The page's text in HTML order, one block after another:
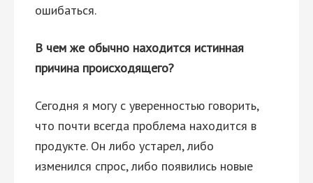
ошибаться.
В чем же обычно находится истинная
причина происходящего?
Сегодня я могу с уверенностью говорить,
что почти всегда проблема находится в
продукте. Он либо устарел, либо
изменился спрос, либо появились новые